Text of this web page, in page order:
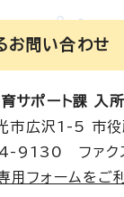
お問い合わせ
サポート課 入
広沢1-5 市役
9130 ファ
用フォームをご